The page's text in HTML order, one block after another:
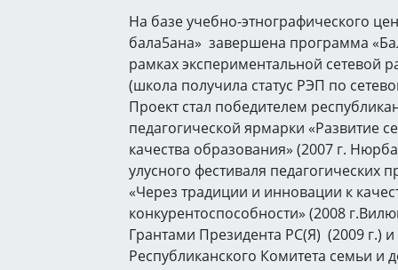
На базе учебно-этнографического
бала5ана» завершена программа
рамках экспериментальной сетевой
(школа получила статус РЭП по
Проект стал победителем
педагогической ярмарки «Развитие
качества образования» (2007 г.
улусного фестиваля педагогических
«Через традиции и инновации к
конкурентоспособности» (2008
Грантами Президента РС(Я) (2009 г.) и
Республиканского Комитета семьи и